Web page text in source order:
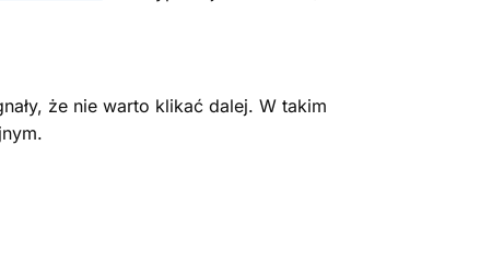
że nie warto klikać dalej. W takim